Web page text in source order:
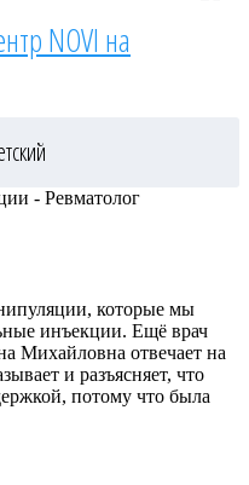
NOVI на
- Ревматолог
которые мы
инъекции. Ещё врач
Михайловна отвечает на
и разъясняет, что
потому что была